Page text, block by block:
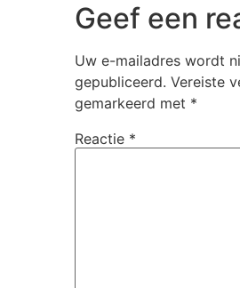
Geef een
Uw e-mailadres wordt
gepubliceerd. Vereiste
gemarkeerd met *
Reactie *